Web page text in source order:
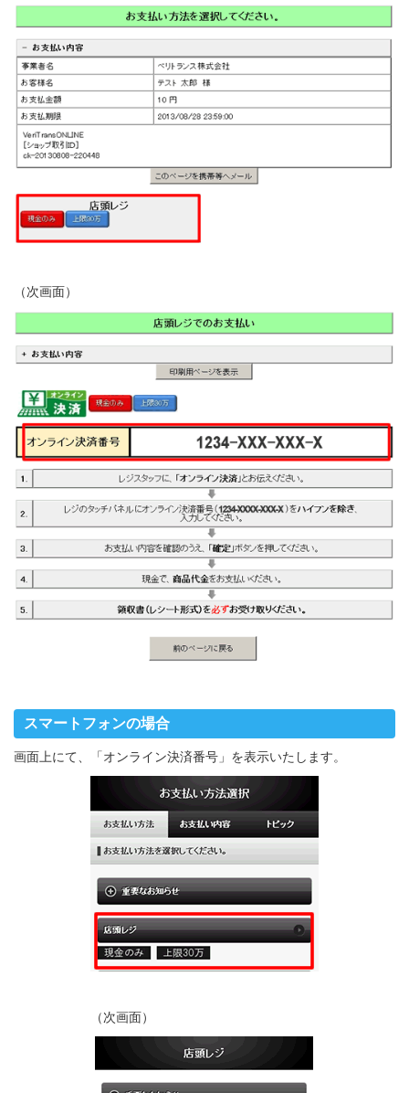
（次画面）
スマートフォンの場合
画面上にて、「オンライン決済番号」を表示いたします。
（次画面）